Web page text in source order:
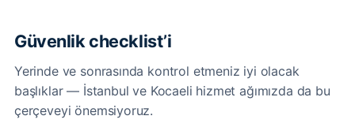
Güvenlik checklist’i
Yerinde ve sonrasında kontrol etmeniz iyi olacak
başlıklar — İstanbul ve Kocaeli hizmet ağımızda da bu
çerçeveyi önemsiyoruz.